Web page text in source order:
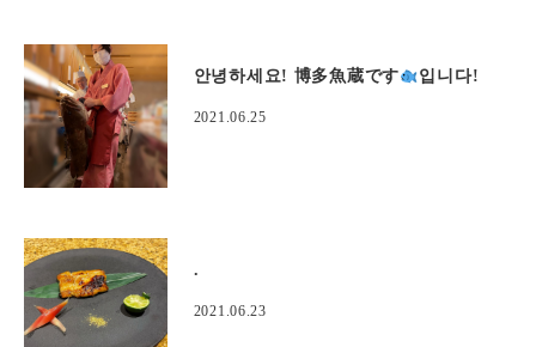
안녕하세요! 博多魚蔵です 입니다!
2021.06.25
.
2021.06.23